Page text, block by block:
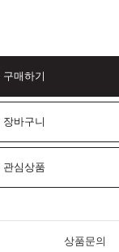
구매하기
장바구니
관심상품
상품문의